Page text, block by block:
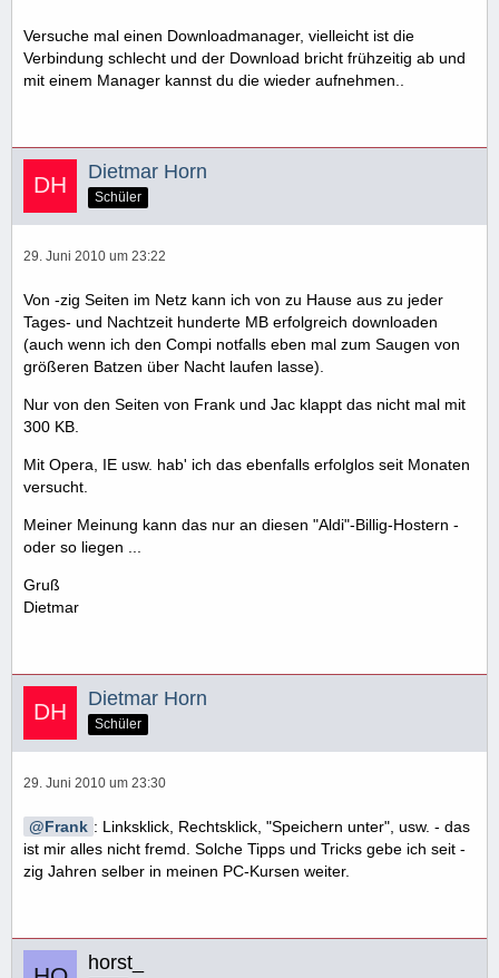
Versuche mal einen Downloadmanager, vielleicht ist die
Verbindung schlecht und der Download bricht frühzeitig ab und
mit einem Manager kannst du die wieder aufnehmen..
Dietmar Horn
Schüler
29. Juni 2010 um 23:22
Von -zig Seiten im Netz kann ich von zu Hause aus zu jeder
Tages- und Nachtzeit hunderte MB erfolgreich downloaden
(auch wenn ich den Compi notfalls eben mal zum Saugen von
größeren Batzen über Nacht laufen lasse).
Nur von den Seiten von Frank und Jac klappt das nicht mal mit
300 KB.
Mit Opera, IE usw. hab' ich das ebenfalls erfolglos seit Monaten
versucht.
Meiner Meinung kann das nur an diesen "Aldi"-Billig-Hostern -
oder so liegen ...
Gruß
Dietmar
Dietmar Horn
Schüler
29. Juni 2010 um 23:30
Frank : Linksklick, Rechtsklick, "Speichern unter", usw. - das
ist mir alles nicht fremd. Solche Tipps und Tricks gebe ich seit -
zig Jahren selber in meinen PC-Kursen weiter.
horst_